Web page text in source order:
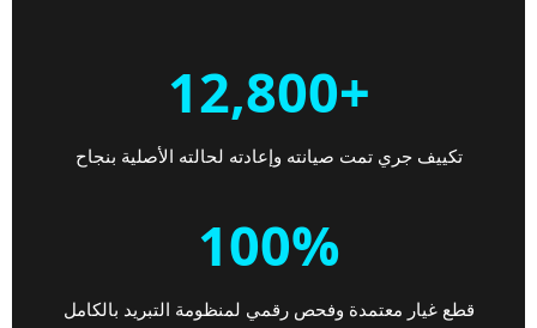
+12,800
تكييف جري تمت صيانته وإعادته لحالته الأصلية بنجاح
100%
قطع غيار معتمدة وفحص رقمي لمنظومة التبريد بالكامل